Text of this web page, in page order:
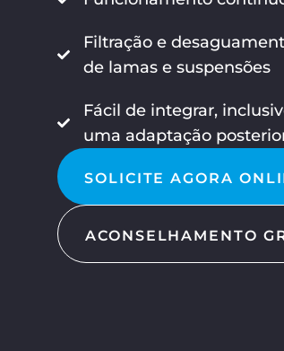
Filtração e
de lamas e suspensões
Fácil de integrar,
uma adaptação
SOLICITE AGORA
ACONSELHAMENTO